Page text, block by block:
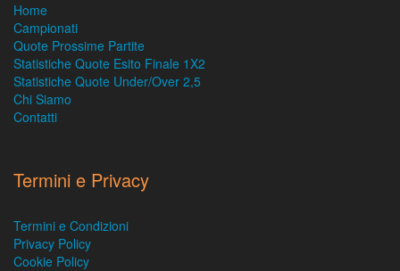
Home
Campionati
Quote Prossime Partite
Statistiche Quote Esito Finale 1X2
Statistiche Quote Under/Over 2,5
Chi Siamo
Contatti
Termini e Privacy
Termini e Condizioni
Privacy Policy
Cookie Policy